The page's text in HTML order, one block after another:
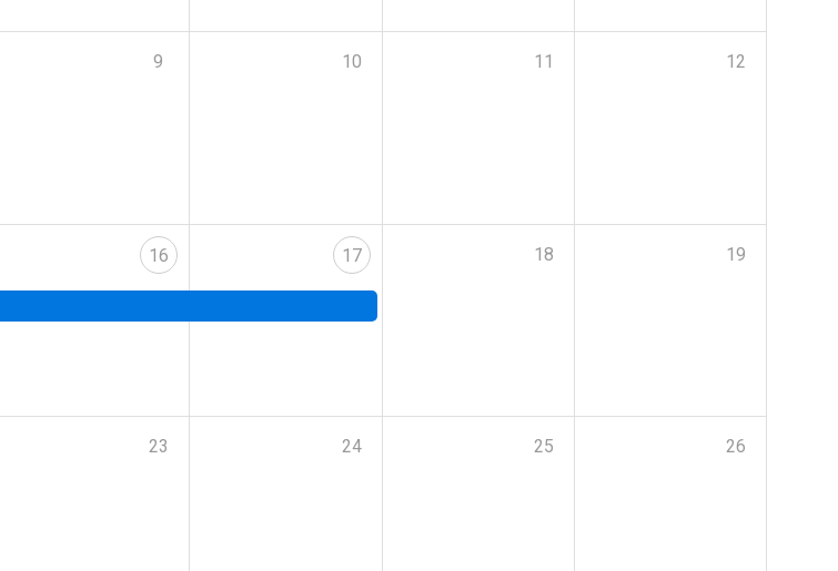
9 10 11 12
16 17 18 19
23 24 25 26